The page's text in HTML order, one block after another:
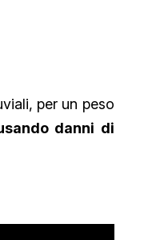
per un peso
danni di